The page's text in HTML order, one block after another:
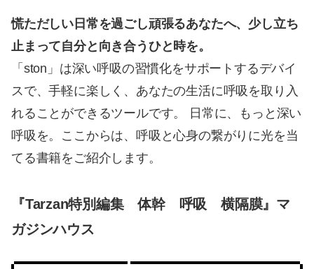
慌ただしい日常を過ごし頑張るあなたへ、少し立ち
止まって自分と向き合うひと時を。
「ston」は深い呼吸の習慣化をサポートするデバイ
スで、手軽に楽しく、あなたの生活に呼吸を取り入
れることができるツールです。 日常に、もっと深い
呼吸を。ここからは、呼吸と心身の繋がりに光を当
てる書籍をご紹介します。
『Tarzan特別編集 体幹 呼吸 横隔膜』マ
ガジンハウス